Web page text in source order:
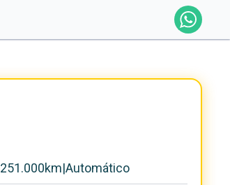
251.000km|Automático